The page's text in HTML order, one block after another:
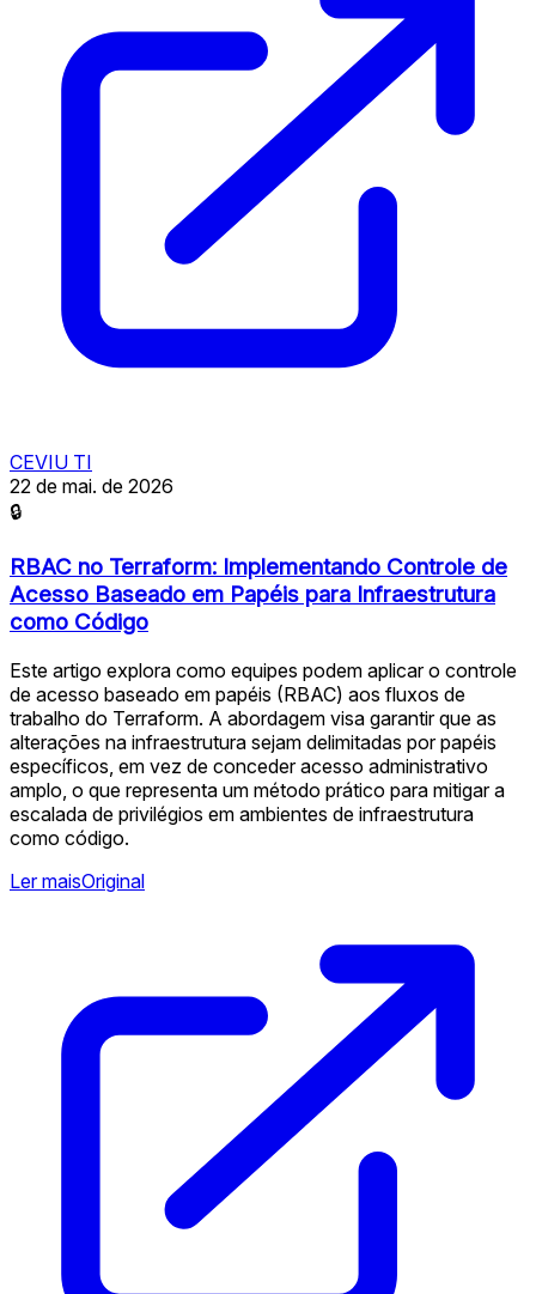
CEVIU TI
22 de mai. de 2026
🔒
RBAC no Terraform: Implementando Controle de
Acesso Baseado em Papéis para Infraestrutura
como Código
Este artigo explora como equipes podem aplicar o controle
de acesso baseado em papéis (RBAC) aos fluxos de
trabalho do Terraform. A abordagem visa garantir que as
alterações na infraestrutura sejam delimitadas por papéis
específicos, em vez de conceder acesso administrativo
amplo, o que representa um método prático para mitigar a
escalada de privilégios em ambientes de infraestrutura
como código.
Ler maisOriginal